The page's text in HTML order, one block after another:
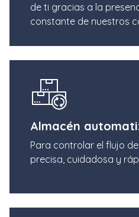
de ti gracias a la
constante de nuestros
Almacén
Para controlar el flujo
precisa, cuidadosa y